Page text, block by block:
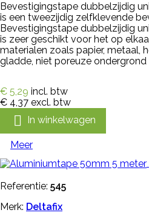
Bevestigingstape dubbelzijdig
is een tweezijdig zelfklevende
Bevestigingstape dubbelzijdig
is zeer geschikt voor het op
materialen zoals papier, metaal,
gladde, niet poreuze
€ 5,29 incl. btw
€ 4,37 excl. btw
 In winkelwagen
Meer
Referentie: 545
Merk: Deltafix